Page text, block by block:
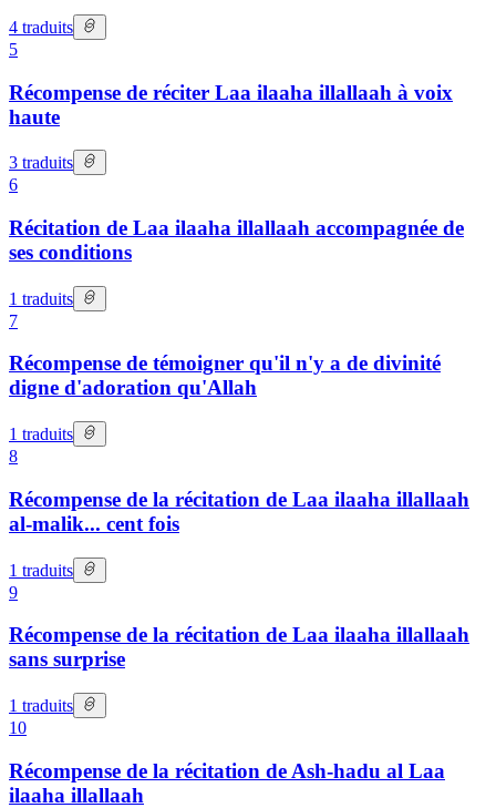
4 traduits
5
Récompense de réciter Laa ilaaha illallaah à voix
haute
3 traduits
6
Récitation de Laa ilaaha illallaah accompagnée de
ses conditions
1 traduits
7
Récompense de témoigner qu'il n'y a de divinité
digne d'adoration qu'Allah
1 traduits
8
Récompense de la récitation de Laa ilaaha illallaah
al-malik... cent fois
1 traduits
9
Récompense de la récitation de Laa ilaaha illallaah
sans surprise
1 traduits
10
Récompense de la récitation de Ash-hadu al Laa
ilaaha illallaah